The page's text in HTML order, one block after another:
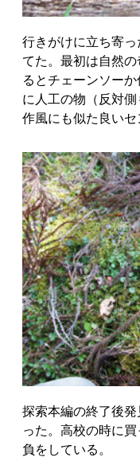
行きがけに立ち寄
てた。最初は自然
るとチェーンソー
に人工の物（反対
作風にも似た良いセ
探索本編の終了後
った。高校の時に
負をしている。